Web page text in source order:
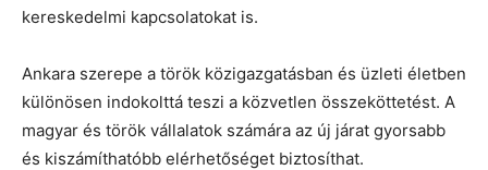
kereskedelmi kapcsolatokat is.
Ankara szerepe a török közigazgatásban és üzleti életben
különösen indokolttá teszi a közvetlen összeköttetést. A
magyar és török vállalatok számára az új járat gyorsabb
és kiszámíthatóbb elérhetőséget biztosíthat.